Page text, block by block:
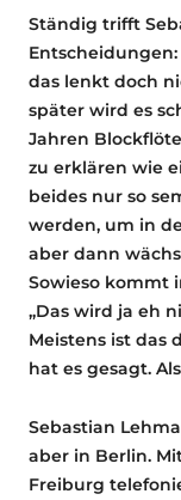
Ständig trifft
das lenkt doch
später wird es
Jahren
zu erklären wie
beides nur so
werden, um in
aber dann
Sowieso kommt
„Das wird ja eh
Meistens ist das
hat es gesagt.
Sebastian
aber in Berlin.
Freiburg